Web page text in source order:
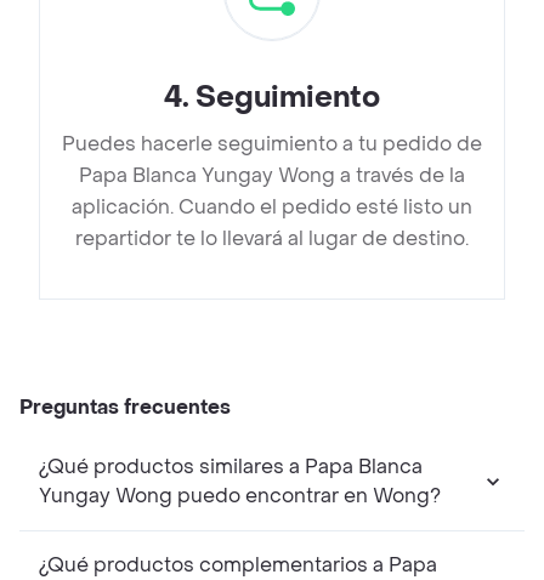
4. Seguimiento
Puedes hacerle seguimiento a tu pedido de
Papa Blanca Yungay Wong a través de la
aplicación. Cuando el pedido esté listo un
repartidor te lo llevará al lugar de destino.
Preguntas frecuentes
¿Qué productos similares a Papa Blanca
Yungay Wong puedo encontrar en Wong?
¿Qué productos complementarios a Papa